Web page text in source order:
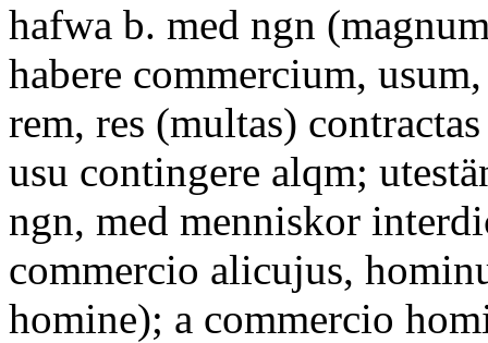
hafwa b. med ngn
habere commercium,
rem, res (multas)
usu contingere alqm;
ngn, med menniskor
commercio alicujus,
homine); a commercio